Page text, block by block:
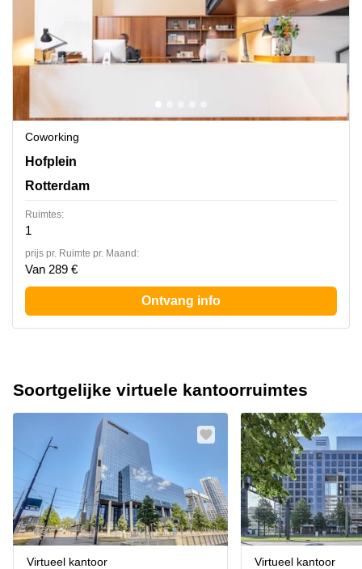
Coworking
Hofplein 20, Rotterdam
Hofplein
Rotterdam
Ruimtes:
1
prijs pr. Ruimte pr. Maand:
Van 289 €
Ontvang info
Soortgelijke virtuele kantoorruimtes
Virtueel kantoor Virtueel kantoor